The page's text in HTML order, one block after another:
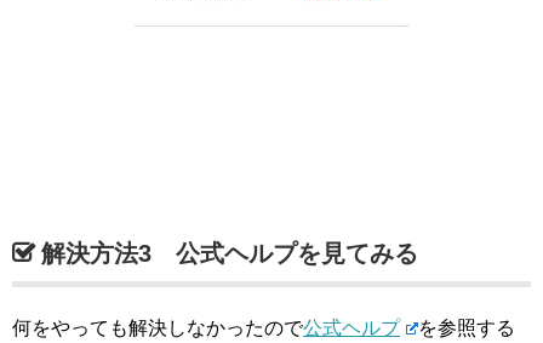
解決方法3 公式ヘルプを見てみる
何をやっても解決しなかったので公式ヘルプ
を参照する